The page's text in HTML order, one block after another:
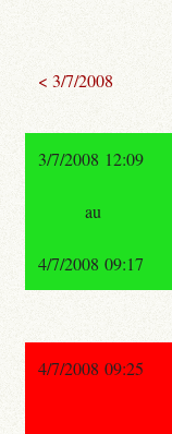
< 3/7/2008
3/7/2008 12:09
au
4/7/2008 09:17
4/7/2008 09:25